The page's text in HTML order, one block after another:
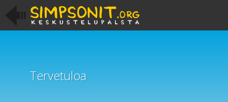
Tervetuloa